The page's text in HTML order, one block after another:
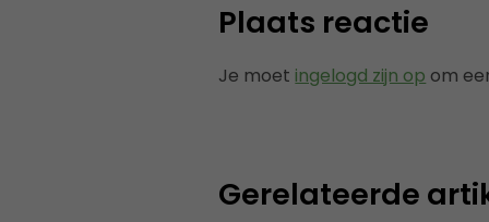
Plaats reactie
Je moet ingelogd zijn op om
Gerelateerde